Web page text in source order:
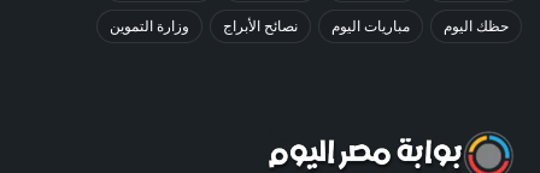
حظك اليوم مباريات اليوم نصائح الأبراج وزارة التموين